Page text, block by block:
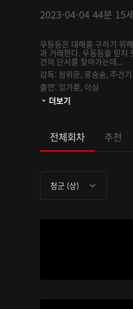
2023-04-04 44분 15
우등등은 대해를 구하기 위
과 거래한다. 우등등을 믿지
건의 단서를 찾아가는데...
감독: 정위문, 류숭숭, 주건기
출연: 임가륜, 이심
관람등급:
더보기
전체회차 추천
청군 (상)